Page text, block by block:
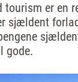
tourism er en
sjældent
gode.